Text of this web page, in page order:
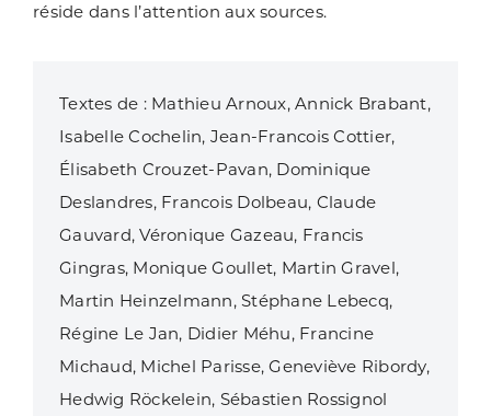
réside dans l’attention aux sources.
Textes de : Mathieu Arnoux, Annick Brabant,
Isabelle Cochelin, Jean-Francois Cottier,
Élisabeth Crouzet-Pavan, Dominique
Deslandres, Francois Dolbeau, Claude
Gauvard, Véronique Gazeau, Francis
Gingras, Monique Goullet, Martin Gravel,
Martin Heinzelmann, Stéphane Lebecq,
Régine Le Jan, Didier Méhu, Francine
Michaud, Michel Parisse, Geneviève Ribordy,
Hedwig Röckelein, Sébastien Rossignol